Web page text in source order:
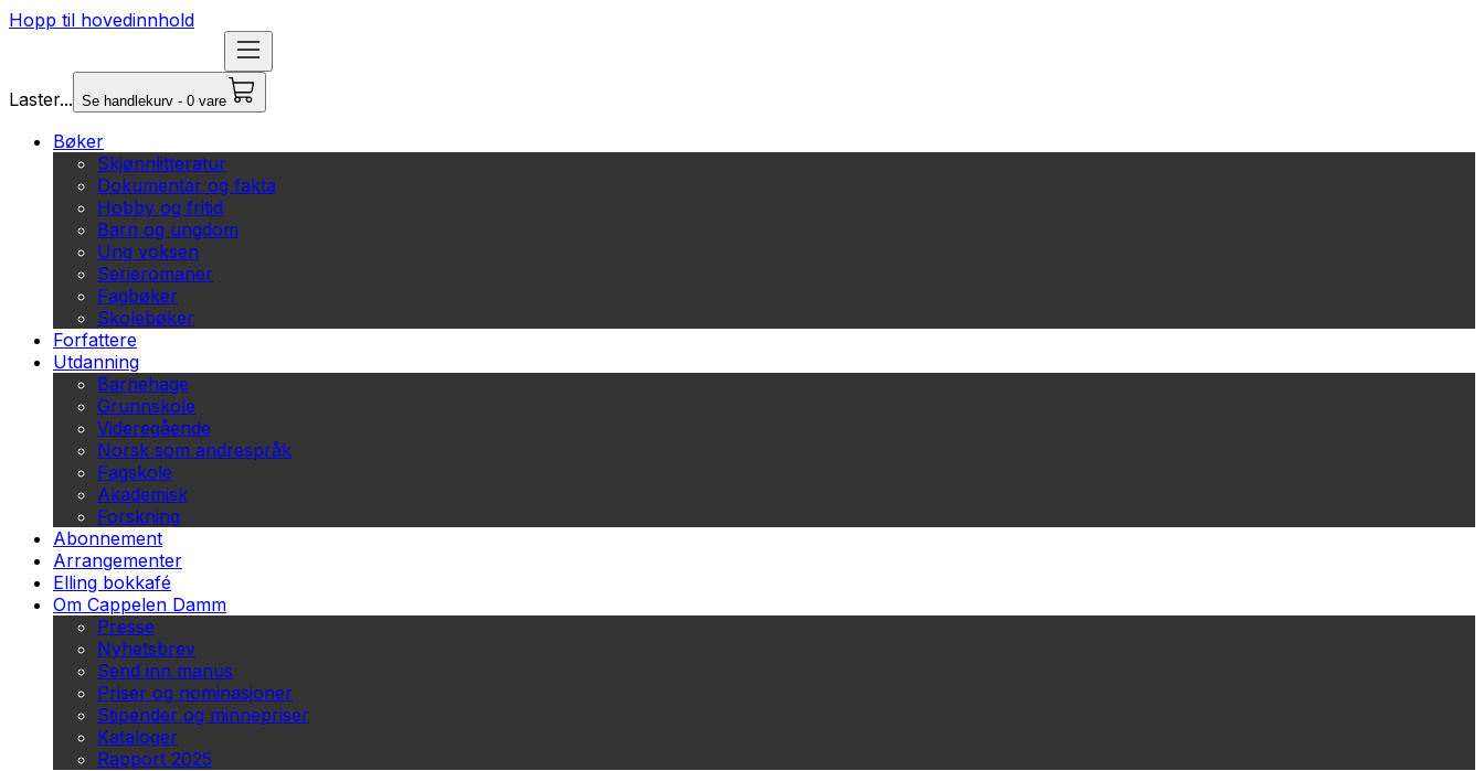
Hopp til hovedinnhold
Laster... Se handlekurv - 0 vare
Bøker
Skjønnlitteratur
Dokumentar og fakta
Hobby og fritid
Barn og ungdom
Ung voksen
Serieromaner
Fagbøker
Skolebøker
Forfattere
Utdanning
Barnehage
Grunnskole
Videregående
Norsk som andrespråk
Fagskole
Akademisk
Forskning
Abonnement
Arrangementer
Elling bokkafé
Om Cappelen Damm
Presse
Nyhetsbrev
Send inn manus
Priser og nominasjoner
Stipender og minnepriser
Kataloger
Rapport 2025